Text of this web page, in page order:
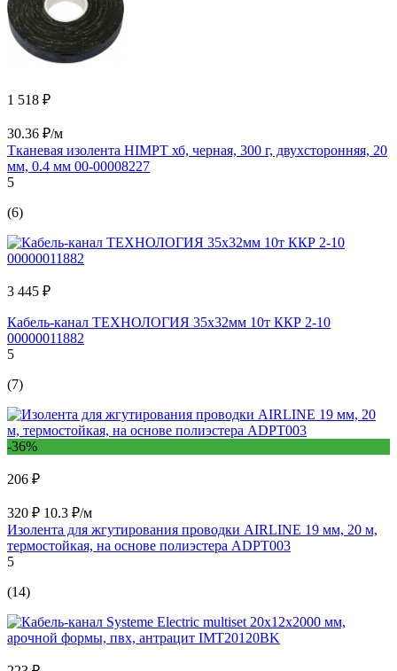
1 518 ₽
30.36 ₽/м
Тканевая изолента HIMPT хб, черная, 300 г, двухсторонняя, 20
мм, 0.4 мм 00-00008227
5
(6)
3 445 ₽
Кабель-канал ТЕХНОЛОГИЯ 35x32мм 10т ККР 2-10
00000011882
5
(7)
-36%
206 ₽
320 ₽ 10.3 ₽/м
Изолента для жгутирования проводки AIRLINE 19 мм, 20 м,
термостойкая, на основе полиэстера ADPT003
5
(14)